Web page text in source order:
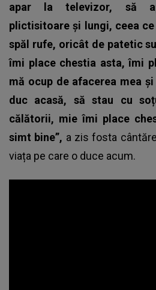
apar la televizor, să
plictisitoare și lungi, ceea ce
spăl rufe, oricât de patetic
îmi place chestia asta, îmi
mă ocup de afacerea mea
duc acasă, să stau cu
călătorii, mie îmi place
simt bine”, a zis fosta
viața pe care o duce acum.